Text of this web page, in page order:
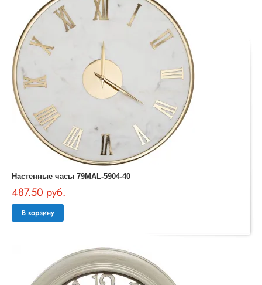
Настенные часы 79MAL-5904-40
487.50 руб.
В корзину